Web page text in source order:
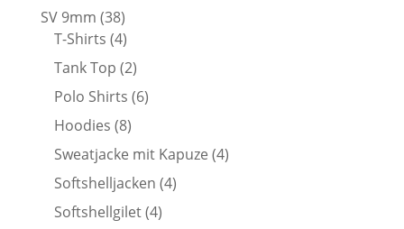
SV 9mm 3838
Produkte
T-Shirts 44
Produkte
Tank Top 22
Produkte
Polo Shirts 66
Hoodies 88
Produkte
Sweatjacke mit Kapuze 44
Softshelljacken 44
Softshellgilet 44